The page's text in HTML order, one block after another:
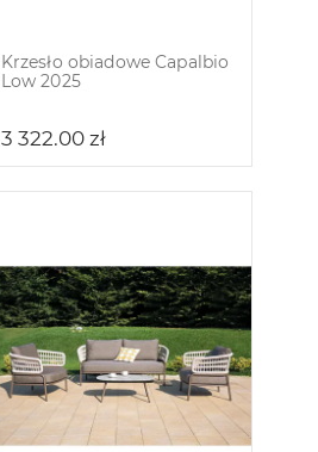
Krzesło obiadowe Capalbio
Low 2025
3 322.00 zł